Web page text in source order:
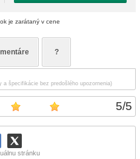
5/5
stránku
je zarátaný v cene
?
špecifikácie bez predošlého upozornenia)